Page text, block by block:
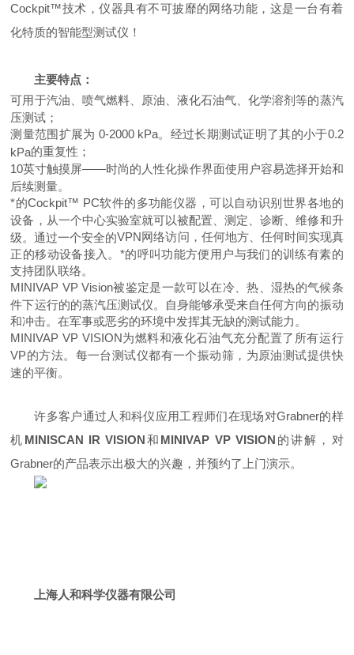
Cockpit™技术，仪器具有不可披靡的网络功能，这是一台有着
化特质的智能型测试仪！
主要特点：
可用于汽油、喷气燃料、原油、液化石油气、化学溶剂等的蒸汽
压测试；
测量范围扩展为 0-2000 kPa。经过长期测试证明了其的小于0.2
kPa的重复性；
10英寸触摸屏——时尚的人性化操作界面使用户容易选择开始和
后续测量。
*的Cockpit™ PC软件的多功能仪器，可以自动识别世界各地的
设备，从一个中心实验室就可以被配置、测定、诊断、维修和升
级。通过一个安全的VPN网络访问，任何地方、任何时间实现真
正的移动设备接入。*的呼叫功能方便用户与我们的训练有素的
支持团队联络。
MINIVAP VP Vision被鉴定是一款可以在冷、热、湿热的气候条
件下运行的的蒸汽压测试仪。自身能够承受来自任何方向的振动
和冲击。在军事或恶劣的环境中发挥其无缺的测试能力。
MINIVAP VP VISION为燃料和液化石油气充分配置了所有运行
VP的方法。每一台测试仪都有一个振动筛，为原油测试提供快
速的平衡。
许多客户通过人和科仪应用工程师们在现场对Grabner的样
机 MINISCAN IR VISION和 MINIVAP VP VISION 的讲解，对
Grabner的产品表示出极大的兴趣，并预约了上门演示。
上海人和科学仪器有限公司